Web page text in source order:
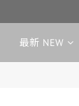
最新 NEW